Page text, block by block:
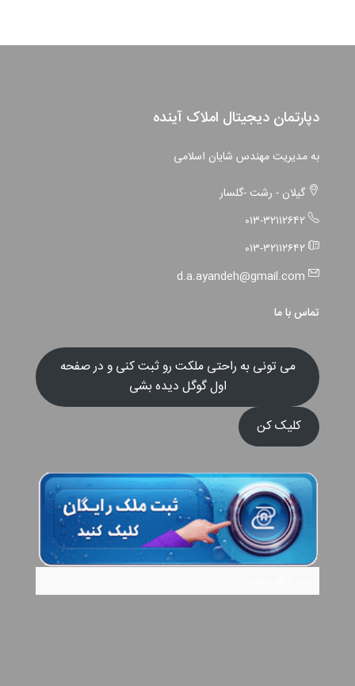
دپارتمان دیجیتال املاک آینده
به مدیریت مهندس شایان اسلامی
گیلان - رشت -گلسار
۰۱۳-۳۲۱۱۲۶۴۲
۰۱۳-۳۲۱۱۲۶۴۲
d.a.ayandeh@gmail.com
تماس با ما
می تونی به راحتی ملکت رو ثبت کنی و در صفحه
اول گوگل دیده بشی
کلیک کن